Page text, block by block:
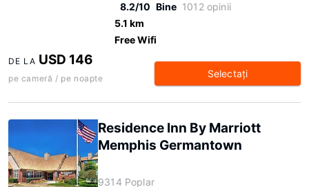
8.2/10 Bine 1012 opinii
5.1 km
Free Wifi
DE LA USD 146
pe cameră / pe noapte Selectaţi
Residence Inn By Marriott
Memphis Germantown
9314 Poplar